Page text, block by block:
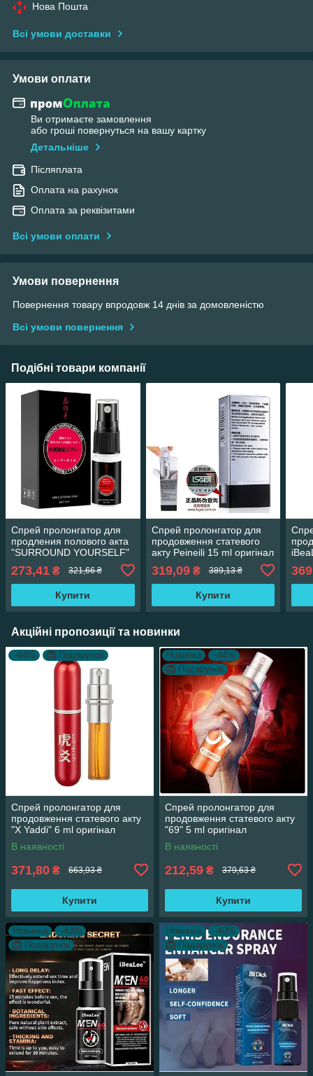
Нова Пошта
Всі умови доставки
Умови оплати
Ви отримаєте замовлення
або гроші повернуться на вашу картку
Детальніше
Післяплата
Оплата на рахунок
Оплата за реквізитами
Всі умови оплати
Умови повернення
Повернення товару впродовж 14 днів за домовленістю
Всі умови повернення
Подібні товари компанії
Спрей пролонгатор для
продления полового акта
"SURROUND YOURSELF"
273,41 ₴ 321,66 ₴
Купити
Спрей пролонгатор для
продовження статевого
акту Peineili 15 ml оригінал
319,09₴ 389,13 ₴
Купити
Акційні пропозиції та новинки
–44% Подарунок
Спрей пролонгатор для
продовження статевого акту
"X Yaddi" 6 ml оригінал
6971023271576
В наявності
371,80 ₴ 663,93 ₴
Купити
Новинка
–44%
Подарунок
Спрей пролонгатор для
продовження статевого акту
"69" 5 ml оригінал
6974012338700
В наявності
212,59 ₴ 379,63 ₴
Купити
Новинка
–43%
Подарунок
Новинка
–40%
Подарунок